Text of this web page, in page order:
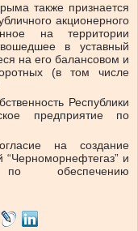
также признается
акционерного
на территории
в уставный
на его балансовом и
(в том числе
Республики
предприятие по
на создание
“Черноморнефтегаз” и
по обеспечению